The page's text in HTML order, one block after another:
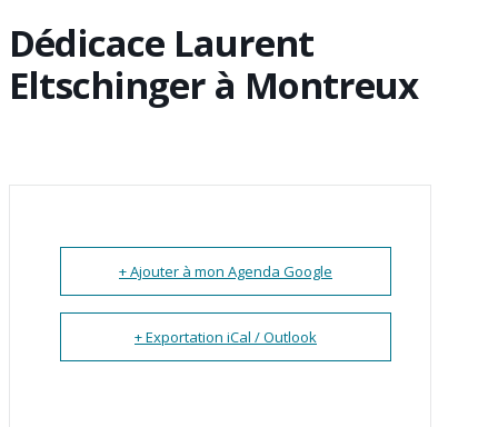
Dédicace Laurent
Eltschinger à Montreux
+ Ajouter à mon Agenda Google
+ Exportation iCal / Outlook